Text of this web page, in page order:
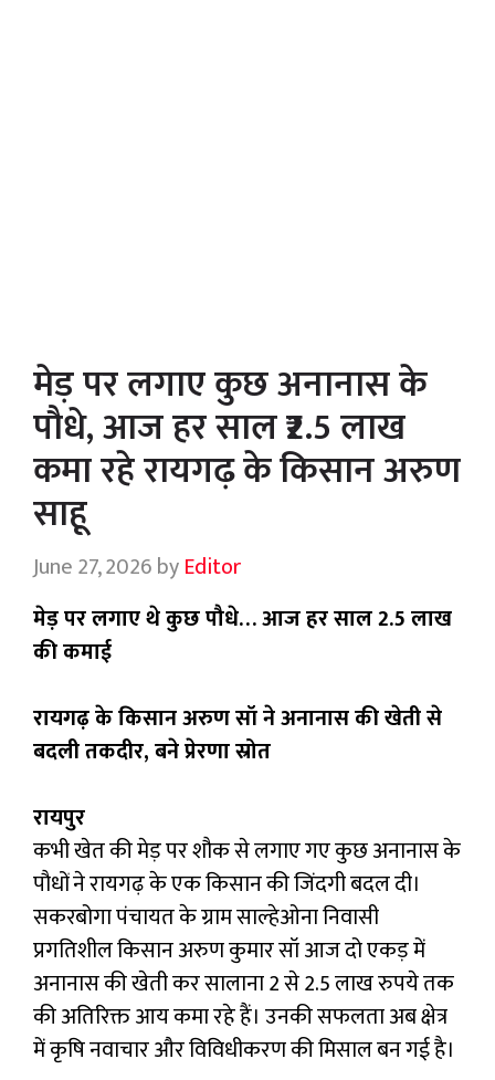
मेड़ पर लगाए कुछ अनानास के
पौधे, आज हर साल ₹2.5 लाख
कमा रहे रायगढ़ के किसान अरुण
साहू
June 27, 2026byEditor
मेड़ पर लगाए थे कुछ पौधे… आज हर साल 2.5 लाख
की कमाई
रायगढ़ के किसान अरुण सॉ ने अनानास की खेती से
बदली तकदीर, बने प्रेरणा स्रोत
रायपुर
कभी खेत की मेड़ पर शौक से लगाए गए कुछ अनानास के
पौधों ने रायगढ़ के एक किसान की जिंदगी बदल दी।
सकरबोगा पंचायत के ग्राम साल्हेओना निवासी
प्रगतिशील किसान अरुण कुमार सॉ आज दो एकड़ में
अनानास की खेती कर सालाना 2 से 2.5 लाख रुपये तक
की अतिरिक्त आय कमा रहे हैं। उनकी सफलता अब क्षेत्र
में कृषि नवाचार और विविधीकरण की मिसाल बन गई है।